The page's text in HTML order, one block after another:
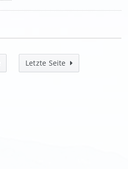
Letzte Seite